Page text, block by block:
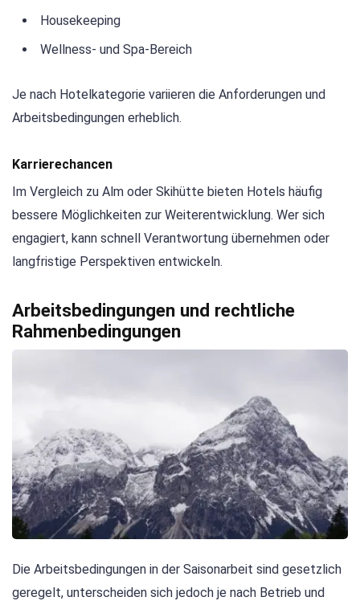
Housekeeping
Wellness- und Spa-Bereich
Je nach Hotelkategorie variieren die Anforderungen und
Arbeitsbedingungen erheblich.
Karrierechancen
Im Vergleich zu Alm oder Skihütte bieten Hotels häufig
bessere Möglichkeiten zur Weiterentwicklung. Wer sich
engagiert, kann schnell Verantwortung übernehmen oder
langfristige Perspektiven entwickeln.
Arbeitsbedingungen und rechtliche
Rahmenbedingungen
Die Arbeitsbedingungen in der Saisonarbeit sind gesetzlich
geregelt, unterscheiden sich jedoch je nach Betrieb und